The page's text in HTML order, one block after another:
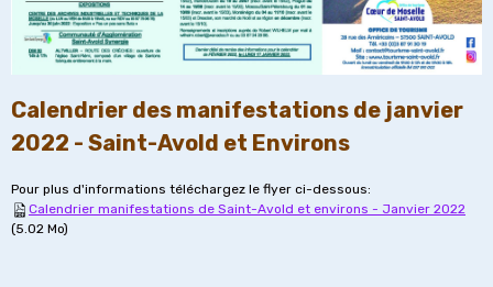
Calendrier des manifestations de janvier
2022 - Saint-Avold et Environs
Pour plus d'informations téléchargez le flyer ci-dessous:
Calendrier manifestations de Saint-Avold et environs - Janvier 2022
(5.02 Mo)